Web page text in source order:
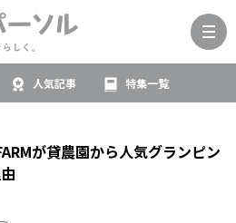
人気記事 特集一覧
が貸農園から人気グランピン